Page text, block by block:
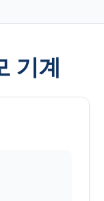
기계
기계